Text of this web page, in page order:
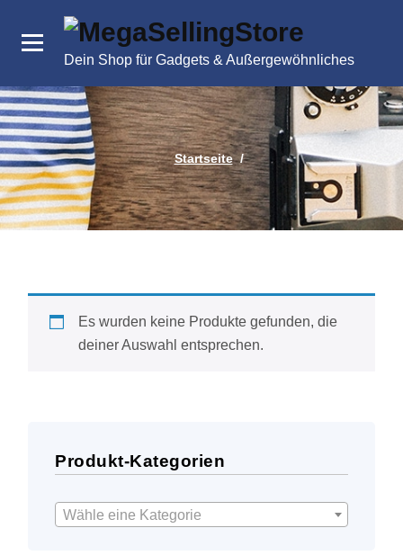
Inhalt
Dein Shop für Gadgets & Außergewöhnliches
Startseite/
Es wurden keine Produkte gefunden, die
deiner Auswahl entsprechen.
Produkt-Kategorien
Wähle eine Kategorie